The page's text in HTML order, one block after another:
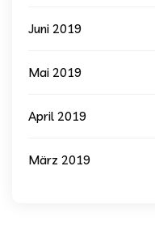
Juni 2019
Mai 2019
April 2019
März 2019